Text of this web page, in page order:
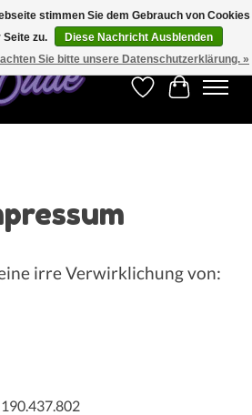
ab 250 €. Weltweite Lieferung!
Wunschzettel
Ihr
irre Verwirklichung von:
stimmen Sie dem Gebrauch von Cookies
zu.
Diese Nachricht Ausblenden
Sie bitte unsere Datenschutzerklärung. »